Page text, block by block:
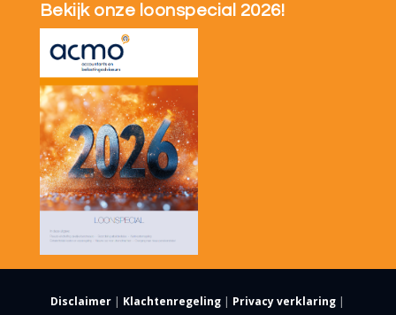
Bekijk onze loonspecial 2026!
Disclaimer | Klachtenregeling | Privacy verklaring |